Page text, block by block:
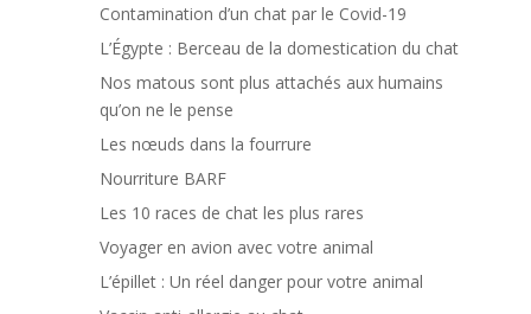
Contamination d’un chat par le Covid-19
L’Égypte : Berceau de la domestication du chat
Nos matous sont plus attachés aux humains
qu’on ne le pense
Les nœuds dans la fourrure
Nourriture BARF
Les 10 races de chat les plus rares
Voyager en avion avec votre animal
L’épillet : Un réel danger pour votre animal